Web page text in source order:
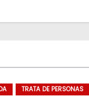
TRATA DE PERSONAS